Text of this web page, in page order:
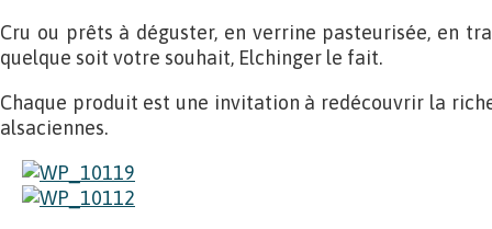
Cru ou prêts à déguster, en verrine pasteurisée, en
quelque soit votre souhait, Elchinger le fait.
Chaque produit est une invitation à redécouvrir la
alsaciennes.